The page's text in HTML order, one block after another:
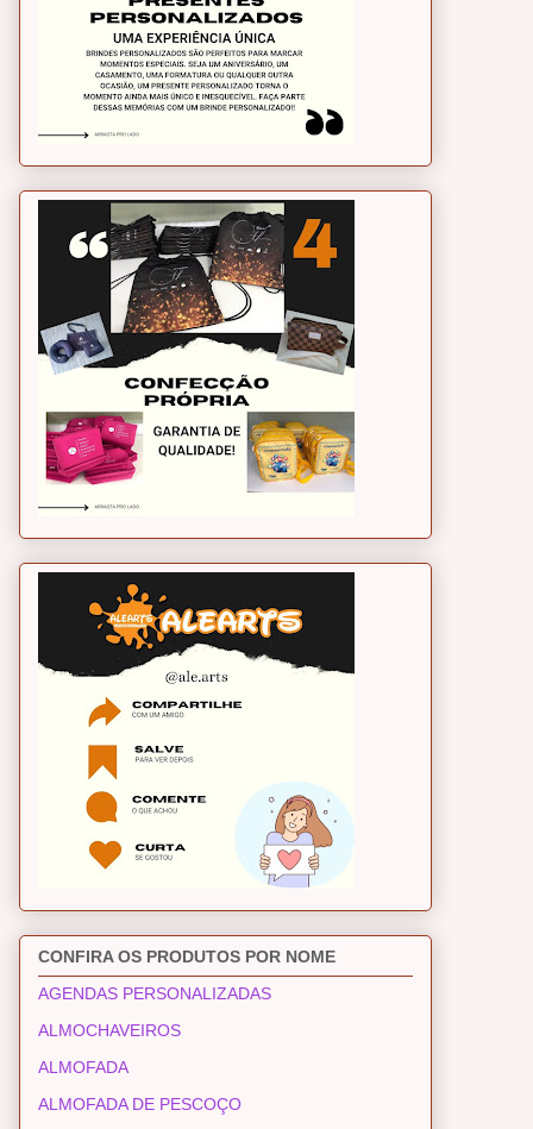
CONFIRA OS PRODUTOS POR NOME
AGENDAS PERSONALIZADAS
ALMOCHAVEIROS
ALMOFADA
ALMOFADA DE PESCOÇO